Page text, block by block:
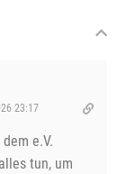
23:17
e.V.
tun, um